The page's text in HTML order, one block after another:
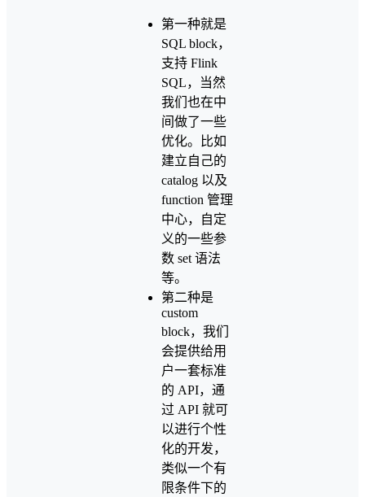
第一种就是
SQL block，
支持 Flink
SQL，当然
我们也在中
间做了一些
优化。比如
建立自己的
catalog 以及
function 管理
中心，自定
义的一些参
数 set 语法
等。
第二种是
custom
block，我们
会提供给用
户一套标准
的 API，通
过 API 就可
以进行个性
化的开发，
类似一个有
限条件下的